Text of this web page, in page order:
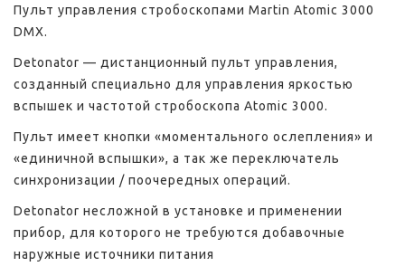
Пульт управления стробоскопами Martin Atomic 3000
DMX.
Detonator — дистанционный пульт управления,
созданный специально для управления яркостью
вспышек и частотой стробоскопа Atomic 3000.
Пульт имеет кнопки «моментального ослепления» и
«единичной вспышки», а так же переключатель
синхронизации / поочередных операций.
Detonator несложной в установке и применении
прибор, для которого не требуются добавочные
наружные источники питания